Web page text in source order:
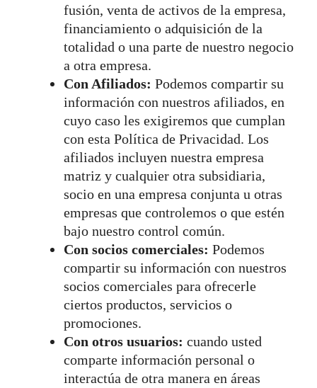
fusión, venta de activos de la empresa,
financiamiento o adquisición de la
totalidad o una parte de nuestro negocio
a otra empresa.
Con Afiliados: Podemos compartir su
información con nuestros afiliados, en
cuyo caso les exigiremos que cumplan
con esta Política de Privacidad. Los
afiliados incluyen nuestra empresa
matriz y cualquier otra subsidiaria,
socio en una empresa conjunta u otras
empresas que controlemos o que estén
bajo nuestro control común.
Con socios comerciales: Podemos
compartir su información con nuestros
socios comerciales para ofrecerle
ciertos productos, servicios o
promociones.
Con otros usuarios: cuando usted
comparte información personal o
interactúa de otra manera en áreas